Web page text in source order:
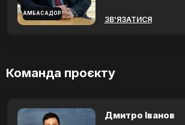
АМБАСАДОР
ЗВ'ЯЗАТИСЯ
Команда проєкту
Дмитро Іванов